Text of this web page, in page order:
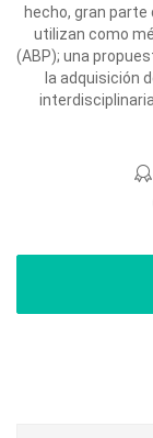
hecho, gran parte
utilizan como
(ABP); una
la adquisición